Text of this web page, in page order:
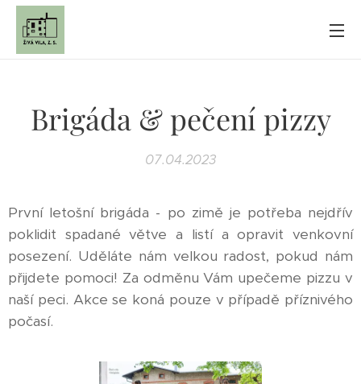
Brigáda & pečení pizzy
07.04.2023
První letošní brigáda - po zimě je potřeba nejdřív
poklidit spadané větve a listí a opravit venkovní
posezení. Uděláte nám velkou radost, pokud nám
přijdete pomoci! Za odměnu Vám upečeme pizzu v
naší peci. Akce se koná pouze v případě příznivého
počasí.